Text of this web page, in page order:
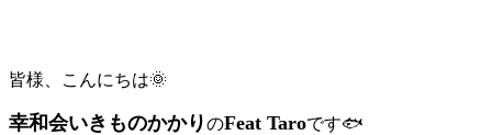
皆様、こんにちは🌞
幸和会いきものかかりのFeat Taroです🐟